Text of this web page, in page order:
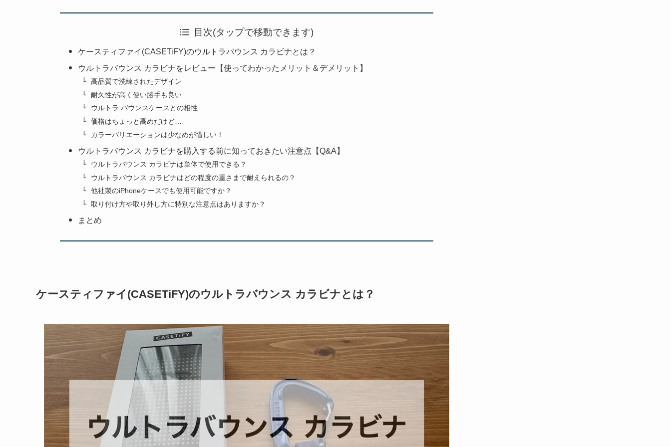
目次(タップで移動できます)
ケースティファイ(CASETiFY)のウルトラバウンス カラビナとは？
ウルトラバウンス カラビナをレビュー【使ってわかったメリット＆デメリット】
高品質で洗練されたデザイン
耐久性が高く使い勝手も良い
ウルトラ バウンスケースとの相性
価格はちょっと高めだけど…
カラーバリエーションは少なめが惜しい！
ウルトラバウンス カラビナを購入する前に知っておきたい注意点【Q&A】
ウルトラバウンス カラビナは単体で使用できる？
ウルトラバウンス カラビナはどの程度の重さまで耐えられるの？
他社製のiPhoneケースでも使用可能ですか？
取り付け方や取り外し方に特別な注意点はありますか？
まとめ
ケースティファイ(CASETiFY)のウルトラバウンス カラビナとは？